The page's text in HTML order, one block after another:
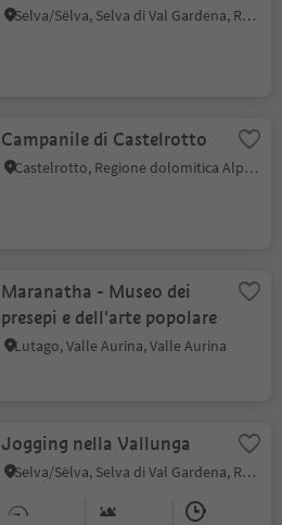
Selva/Sëlva, Selva di Val Gardena, Regione dolomitica Val Gardena
Campanile di Castelrotto
Castelrotto, Regione dolomitica Alpe di Siusi
Maranatha - Museo dei
presepi e dell'arte popolare
Lutago, Valle Aurina, Valle Aurina
Jogging nella Vallunga
Selva/Sëlva, Selva di Val Gardena, Regione dolomitica Val Gardena